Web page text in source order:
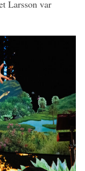
Larsson var